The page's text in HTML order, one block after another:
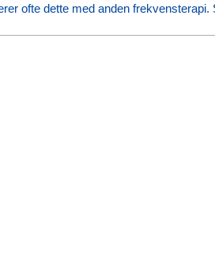
ofte dette med anden